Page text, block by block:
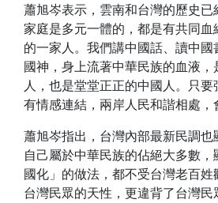
蕭旭岑表示，雲南和台灣的歷史
家庭是多元一體的，都是有共同
的一家人。我們講中國話、讀中
國神，身上流著中華民族的血液
人，也是堂堂正正的中國人。只
有情感連結，兩岸人民和諧相處，
蕭旭岑指出，台灣內部最新民調
自己屬於中華民族的佔絕大多數
國化」的做法，都不受台灣老百
台灣民眾的天性，更違背了台灣民